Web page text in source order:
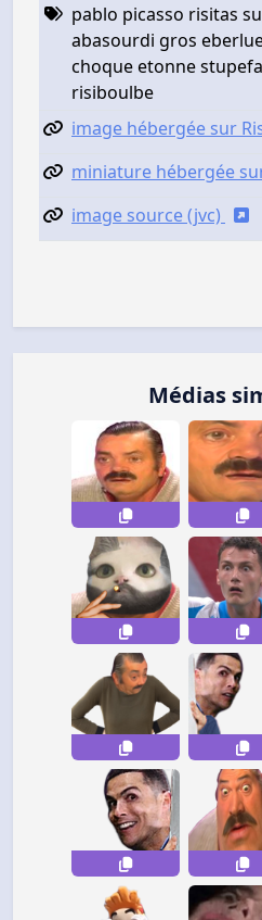
pablo picasso risitas
abasourdi gros
choque etonne
risiboulbe
image hébergée sur
miniature hébergée
image source (jvc)
Médias